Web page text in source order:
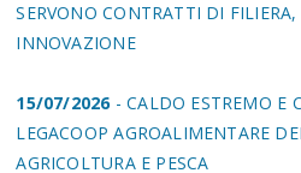
SERVONO CONTRATTI DI
INNOVAZIONE
15/07/2026- CALDO ESTREMO E
LEGACOOP AGROALIMENTARE
AGRICOLTURA E PESCA